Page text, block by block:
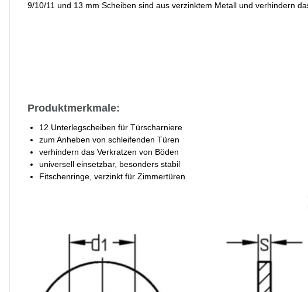
9/10/11 und 13 mm Scheiben sind aus verzinktem Metall und verhindern
Produktmerkmale:
12 Unterlegscheiben für Türscharniere
zum Anheben von schleifenden Türen
verhindern das Verkratzen von Böden
universell einsetzbar, besonders stabil
Fitschenringe, verzinkt für Zimmertüren